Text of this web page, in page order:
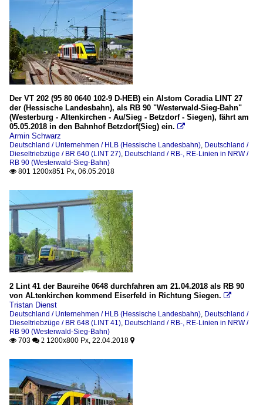
Der VT 202 (95 80 0640 102-9 D-HEB) ein Alstom Coradia LINT 27
der (Hessische Landesbahn), als RB 90 "Westerwald-Sieg-Bahn"
(Westerburg - Altenkirchen - Au/Sieg - Betzdorf - Siegen), fährt am
05.05.2018 in den Bahnhof Betzdorf(Sieg) ein. 
Armin Schwarz
Deutschland / Unternehmen / HLB (Hessische Landesbahn), Deutschland /
Dieseltriebzüge / BR 640 (LINT 27), Deutschland / RB-, RE-Linien in NRW /
RB 90 (Westerwald-Sieg-Bahn)
 801 1200x851 Px, 06.05.2018
2 Lint 41 der Baureihe 0648 durchfahren am 21.04.2018 als RB 90
von ALtenkirchen kommend Eiserfeld in Richtung Siegen. 
Tristan Dienst
Deutschland / Unternehmen / HLB (Hessische Landesbahn), Deutschland /
Dieseltriebzüge / BR 648 (LINT 41), Deutschland / RB-, RE-Linien in NRW /
RB 90 (Westerwald-Sieg-Bahn)
 703  2 1200x800 Px, 22.04.2018 